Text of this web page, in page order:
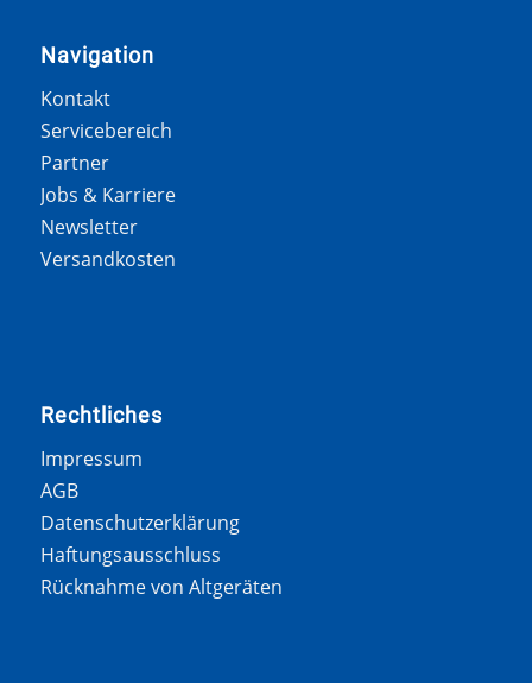
Navigation
Kontakt
Servicebereich
Partner
Jobs & Karriere
Newsletter
Versandkosten
Rechtliches
Impressum
AGB
Datenschutzerklärung
Haftungsausschluss
Rücknahme von Altgeräten